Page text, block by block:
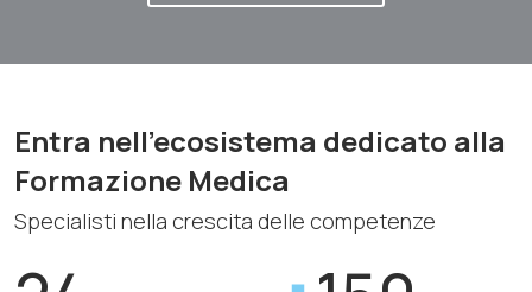
Entra nell'ecosistema dedicato alla
Formazione Medica
Specialisti nella crescita delle competenze